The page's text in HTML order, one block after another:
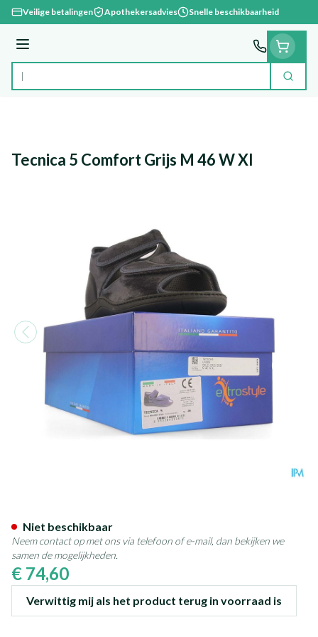
Ga naar de inhoud
Veilige betalingen Apothekersadvies Snelle beschikbaarheid
Menu
Product, merk, categorie... Zoek
Tecnica 5 Comfort Grijs M 46 W Xl
€ 74,60
Verwittig mij als het product terug in voorraad is
Niet beschikbaar
Neem contact op met ons via telefoon of e-mail, dan bekijken we
samen de mogelijkheden.